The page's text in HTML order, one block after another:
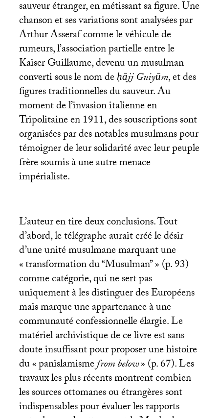
sauveur étranger, en métissant sa figure. Une
chanson et ses variations sont analysées par
Arthur Asseraf comme le véhicule de
rumeurs, l’association partielle entre le
Kaiser Guillaume, devenu un musulman
converti sous le nom deḥājj Guiyūm, et des
figures traditionnelles du sauveur. Au
moment de l’invasion italienne en
Tripolitaine en 1911, des souscriptions sont
organisées par des notables musulmans pour
témoigner de leur solidarité avec leur peuple
frère soumis à une autre menace
impérialiste.
L’auteur en tire deux conclusions. Tout
d’abord, le télégraphe aurait créé le désir
d’une unité musulmane marquant une
«transformation du ‘‘Musulman’’» (p. 93)
comme catégorie, qui ne sert pas
uniquement à les distinguer des Européens
mais marque une appartenance à une
communauté confessionnelle élargie. Le
matériel archivistique de ce livre est sans
doute insuffisant pour proposer une histoire
du «panislamismefrom below» (p. 67). Les
travaux les plus récents montrent combien
les sources ottomanes ou étrangères sont
indispensables pour évaluer les rapports